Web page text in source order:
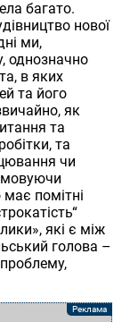
багато.
нової
ми,
однозначно
в яких
та його
як
та
та
чи
має помітні
які є між
голова –